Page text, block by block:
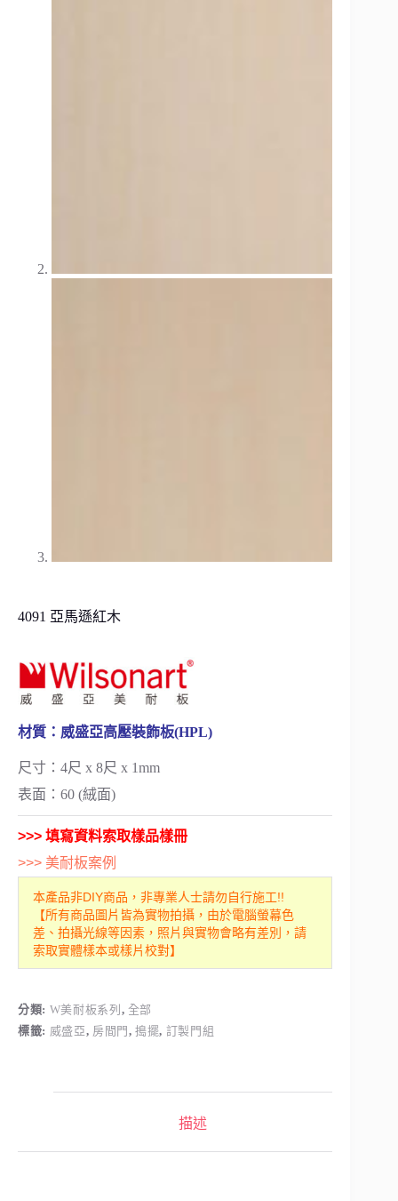
4091 亞馬遜紅木
材質：威盛亞高壓裝飾板(HPL)
尺寸：4尺 x 8尺 x 1mm
表面：60 (絨面)
>>> 填寫資料索取樣品樣冊
>>> 美耐板案例
本產品非DIY商品，非專業人士請勿自行施工!!
【所有商品圖片皆為實物拍攝，由於電腦螢幕色
差、拍攝光線等因素，照片與實物會略有差別，請
索取實體樣本或樣片校對】
分類: W美耐板系列 , 全部
標籤: 威盛亞, 房間門 ,搗擺, 訂製門組
描述